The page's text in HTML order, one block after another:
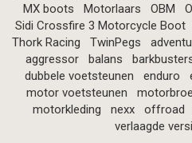
MX boots
Motorlaars OBM
Sidi Crossfire 3 Motorcycle Boot
Thork Racing
TwinPegs
aggressor
balans
dubbele voetsteunen
enduro
motor voetsteunen
motorkleding
nexx offroad
verlaagde